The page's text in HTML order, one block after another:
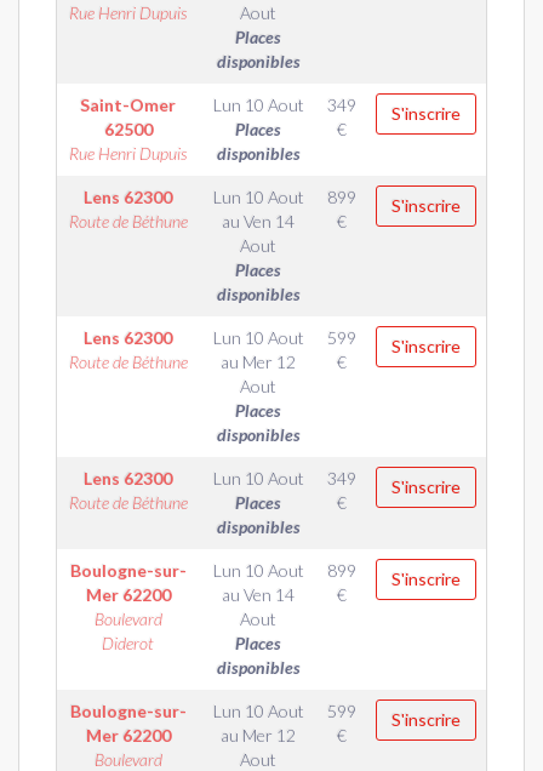
Rue Henri Dupuis
Aout
Places
disponibles
Saint-Omer
62500
Rue Henri Dupuis
Lun 10 Aout
Places
disponibles
349
€
S'inscrire
Lens 62300
Route de Béthune
Lun 10 Aout
au Ven 14
Aout
Places
disponibles
899
€
S'inscrire
Lens 62300
Route de Béthune
Lun 10 Aout
au Mer 12
Aout
Places
disponibles
599
€
S'inscrire
Lens 62300
Route de Béthune
Lun 10 Aout
Places
disponibles
349
€
S'inscrire
Boulogne-sur-
Mer 62200
Boulevard
Diderot
Lun 10 Aout
au Ven 14
Aout
Places
disponibles
899
€
S'inscrire
Boulogne-sur-
Mer 62200
Boulevard
Lun 10 Aout
au Mer 12
Aout
599
€
S'inscrire